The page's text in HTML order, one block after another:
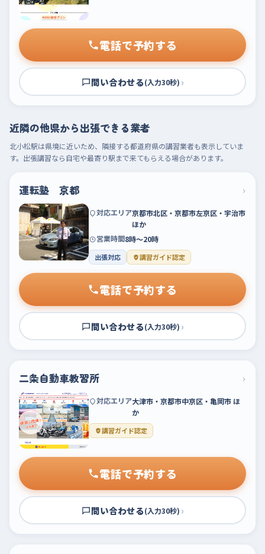
電話で予約する
問い合わせる(入力30秒) ›
近隣の他県から出張できる業者
北小松駅は県境に近いため、隣接する都道府県の講習業者も表示していま
す。出張講習なら自宅や最寄り駅まで来てもらえる場合があります。
運転塾 京都 ›
対応エリア京都市北区・京都市左京区・宇治市
ほか
営業時間8時～20時
出張対応 講習ガイド認定
電話で予約する
問い合わせる(入力30秒) ›
二条自動車教習所 ›
対応エリア大津市・京都市中京区・亀岡市 ほ
か
講習ガイド認定
電話で予約する
問い合わせる(入力30秒) ›